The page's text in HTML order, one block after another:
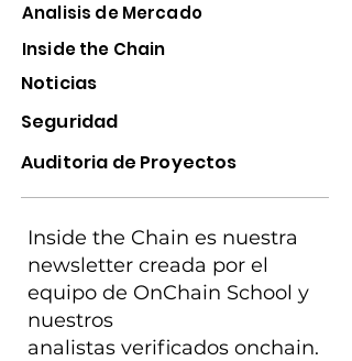
Analisis de Mercado
Inside the Chain
Noticias
Seguridad
Auditoria de Proyectos
Inside the Chain es nuestra
newsletter creada por el
equipo de OnChain School y
nuestros
analistas verificados onchain.